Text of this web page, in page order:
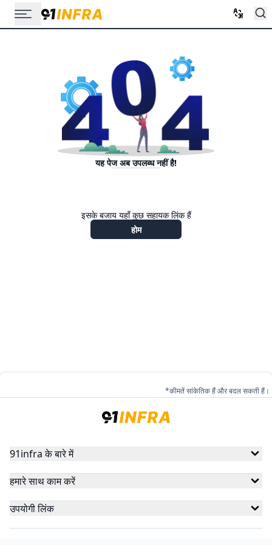
यह पेज अब उपलब्ध नहीं है!
इसके बजाय यहाँ कुछ सहायक लिंक हैं
होम
*कीमतें सांकेतिक हैं और बदल सकती हैं।
91infra के बारे में
हमारे साथ काम करें
उपयोगी लिंक